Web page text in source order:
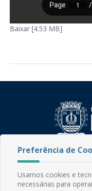
Baixar [4.53 MB]
Rua do
CEP: 58.280-000 -
Fone: (83)
Email:
Preferência de
Usamos cookies e
necessárias para